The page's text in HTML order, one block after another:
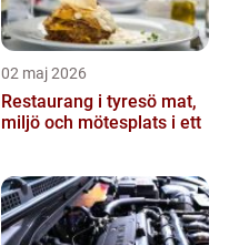
02 maj 2026
Restaurang i tyresö mat,
miljö och mötesplats i ett